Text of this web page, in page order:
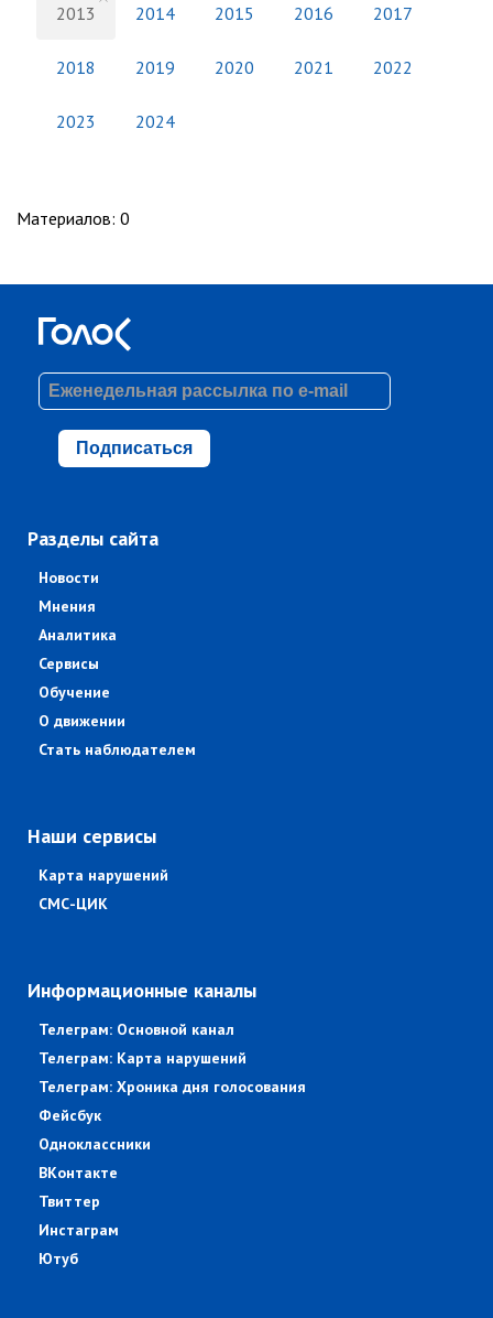
2013 2014 2015 2016 2017
2018 2019 2020 2021 2022
2023 2024
Материалов: 0
Подписаться
Разделы сайта
Новости
Мнения
Аналитика
Сервисы
Обучение
О движении
Стать наблюдателем
Наши сервисы
Карта нарушений
СМС-ЦИК
Информационные каналы
Телеграм: Основной канал
Телеграм: Карта нарушений
Телеграм: Хроника дня голосования
Фейсбук
Одноклассники
ВКонтакте
Твиттер
Инстаграм
Ютуб